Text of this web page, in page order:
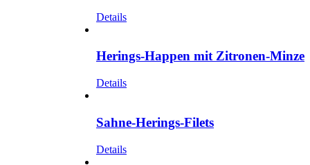
Details
Herings-Happen mit Zitronen-Minze
Details
Sahne-Herings-Filets
Details